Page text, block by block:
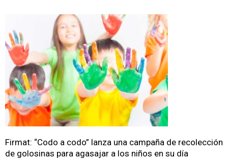
Firmat: “Codo a codo” lanza una campaña de recolección
de golosinas para agasajar a los niños en su día